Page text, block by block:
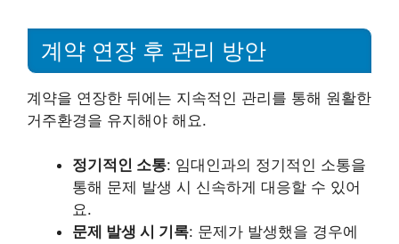
계약 연장 후 관리 방안
계약을 연장한 뒤에는 지속적인 관리를 통해 원활한
거주환경을 유지해야 해요.
정기적인 소통: 임대인과의 정기적인 소통을
통해 문제 발생 시 신속하게 대응할 수 있어
요.
문제 발생 시 기록: 문제가 발생했을 경우에